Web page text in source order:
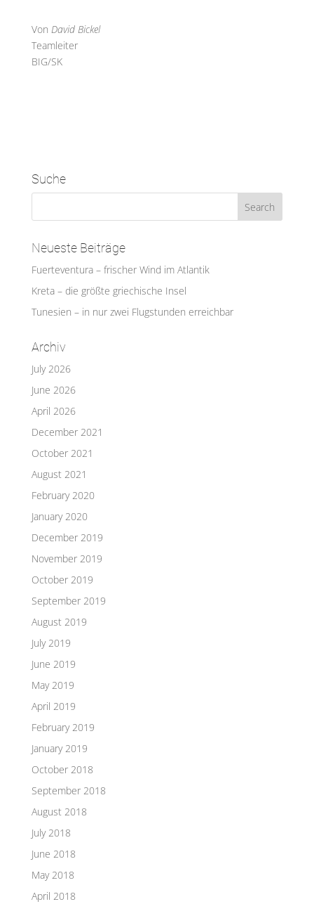
Von David Bickel
Teamleiter
BIG/SK
Suche
Neueste Beiträge
Fuerteventura – frischer Wind im Atlantik
Kreta – die größte griechische Insel
Tunesien – in nur zwei Flugstunden erreichbar
Archiv
July 2026
June 2026
April 2026
December 2021
October 2021
August 2021
February 2020
January 2020
December 2019
November 2019
October 2019
September 2019
August 2019
July 2019
June 2019
May 2019
April 2019
February 2019
January 2019
October 2018
September 2018
August 2018
July 2018
June 2018
May 2018
April 2018